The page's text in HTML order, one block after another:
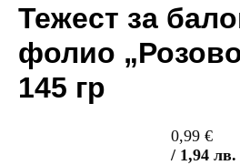
Тежест за
фолио
145 гр
0,99 €
/ 1,94 лв.